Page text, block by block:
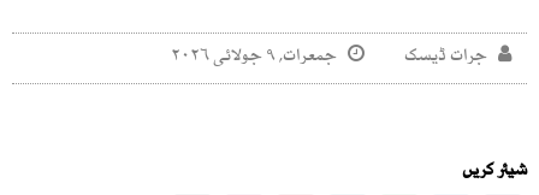
جرات ڈیسک جمعرات, ۹ جولائی ۲۰۲۶
شیئر کریں